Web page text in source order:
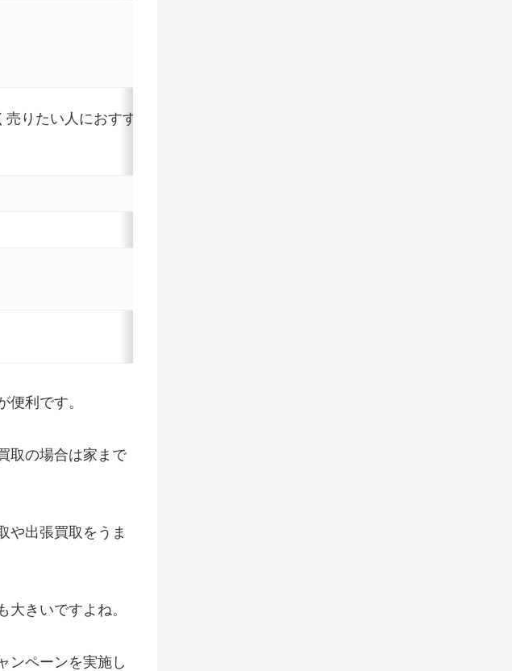
りたい人におすすめ！
利です。
取の場合は家まで
や出張買取をうま
きいですよね。
ンペーンを実施し